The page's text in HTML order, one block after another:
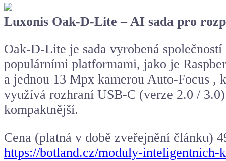
Luxonis Oak-D-Lite – AI sada pro
Oak-D-Lite je sada vyrobená
populárními platformami, jako je
a jednou 13 Mpx kamerou Auto-Focus ,
využívá rozhraní USB-C (verze 2.0 /
kompaktnější.
Cena (platná v době zveřejnění článku)
https://botland.cz/moduly-